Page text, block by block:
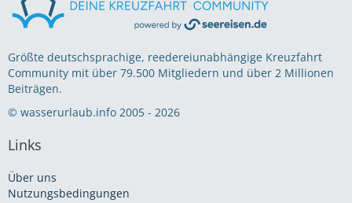
Größte deutschsprachige, reedereiunabhängige Kreuzfahrt
Community mit über 79.500 Mitgliedern und über 2 Millionen
Beiträgen.
© wasserurlaub.info 2005 - 2026
Links
Über uns
Nutzungsbedingungen